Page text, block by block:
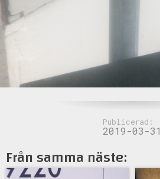
Publicerad:
2019-03-31
Från samma näste: